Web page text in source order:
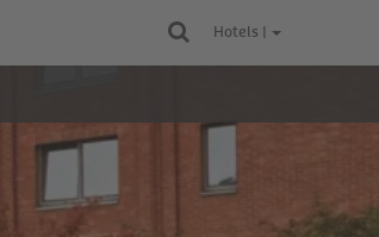
Hotels |